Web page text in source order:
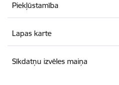
Piekļūstamība
Lapas karte
Sīkdatņu izvēles maiņa